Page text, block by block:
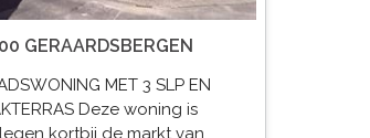
GERAARDSBERGEN
MET 3 SLP EN
Deze woning is
kortbij de markt van